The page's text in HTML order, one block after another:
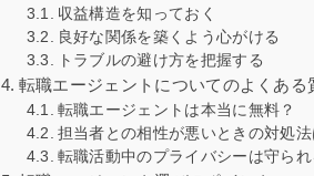
収益構造を知っておく
良好な関係を築くよう心がける
トラブルの避け方を把握する
転職エージェントについてのよくある
転職エージェントは本当に無料？
担当者との相性が悪いときの対処法
転職活動中のプライバシーは守られ